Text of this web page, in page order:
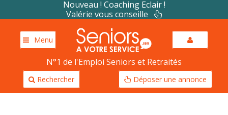
Nouveau ! Coaching Eclair !
Valérie vous conseille
Menu
N°1 de l'Emploi Seniors et Retraités
Rechercher Déposer une annonce